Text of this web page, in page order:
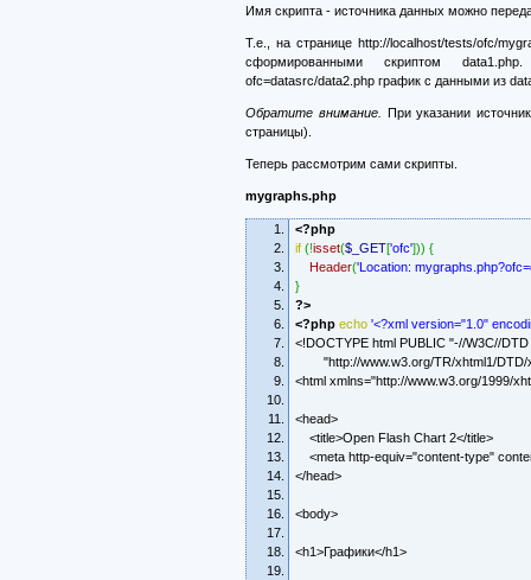
Имя скрипта - источника данных можно
Т.е., на странице http://localhost/tests/ofc/
сформированными скриптом
ofc=datasrc/data2.php график с данными из
Обратите внимание.
При указании
страницы).
Теперь рассмотрим сами скрипты.
mygraphs.php
<?php
if (!isset($_GET['ofc'])) {
Header('Location:
}
?>
<?php echo '<?xml version="1.0"
<!DOCTYPE html PUBLIC "-//W3C//
"http://www.w3.org/TR/xhtml1/DTD/
<html xmlns="http://www.w3.org/1999/
<head>
<title>Open Flash Chart 2</title>
<meta http-equiv="content-type"
</head>
<body>
<h1>Графики</h1>